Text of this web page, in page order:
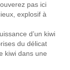
pas ici
explosif à
d’un kiwi
du délicat
kiwi dans une